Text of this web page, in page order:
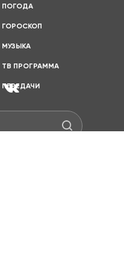
ПОГОДА
ГОРОСКОП
МУЗЫКА
ТВ ПРОГРАММА
ПЕРЕДАЧИ